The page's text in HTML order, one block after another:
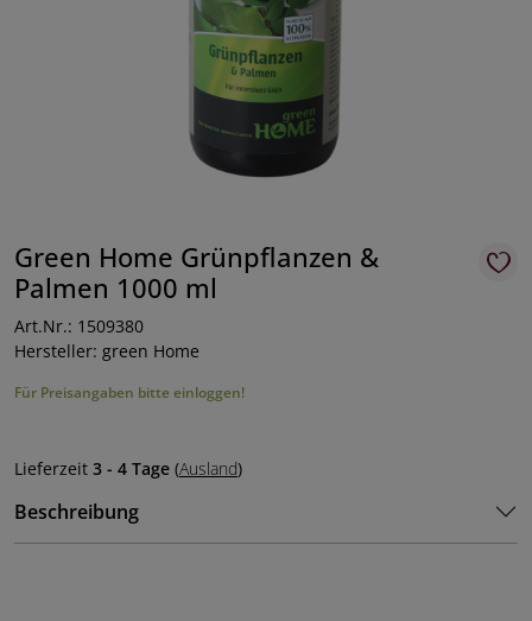
Green Home Grünpflanzen &
Palmen 1000 ml
Art.Nr.: 1509380
Hersteller: green Home
Für Preisangaben bitte einloggen!
Lieferzeit 3 - 4 Tage (Ausland)
Beschreibung